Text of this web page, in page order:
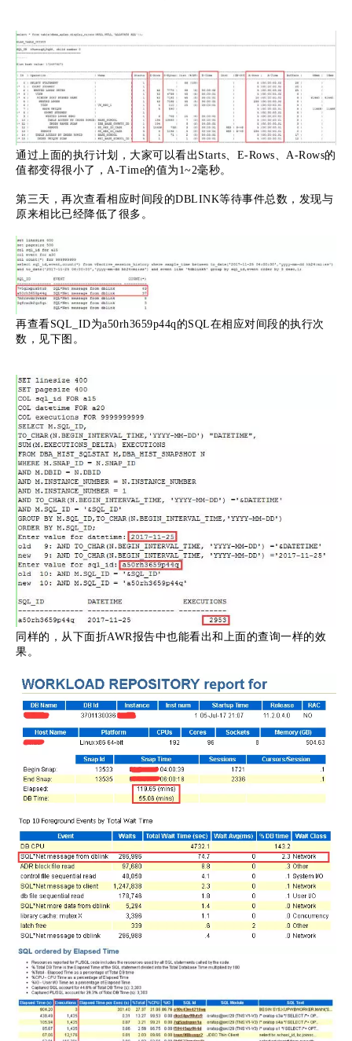
通过上面的执行计划，大家可以看出Starts、E-Rows、A-Rows的
值都变得很小了，A-Time的值为1~2毫秒。
第三天，再次查看相应时间段的DBLINK等待事件总数，发现与
原来相比已经降低了很多。
再查看SQL_ID为a50rh3659p44q的SQL在相应对间段的执行次
数，见下图。
同样的，从下面折AWR报告中也能看出和上面的查询一样的效
果。